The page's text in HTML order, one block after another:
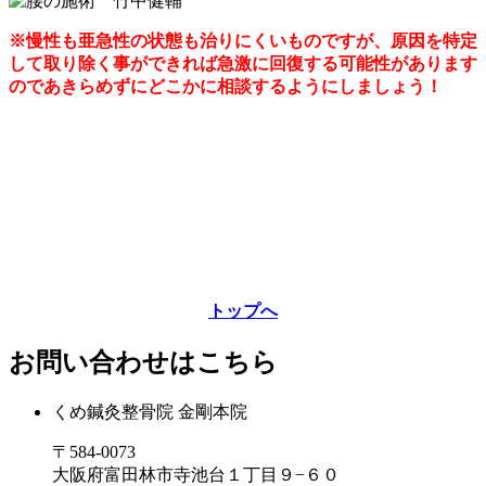
※慢性も亜急性の状態も治りにくいものですが、原因を特定
して取り除く事ができれば急激に回復する可能性があります
のであきらめずにどこかに相談するようにしましょう！
トップへ
お問い合わせはこちら
くめ鍼灸整骨院 金剛本院
〒584-0073
大阪府富田林市寺池台１丁目９−６０